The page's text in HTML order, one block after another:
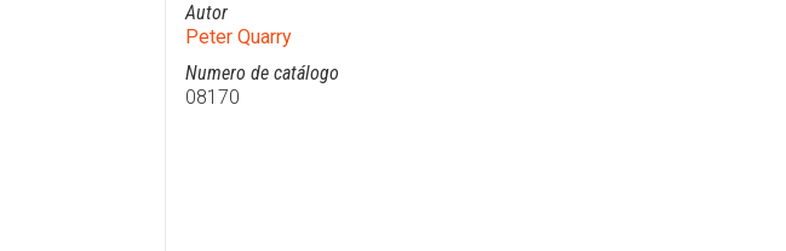
Autor
Peter Quarry
Numero de catálogo
08170